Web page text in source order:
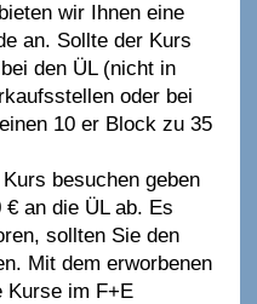
wir Ihnen eine
an. Sollte der Kurs
den ÜL (nicht in
oder bei
10 er Block zu 35
besuchen geben
an die ÜL ab. Es
sollten Sie den
Mit dem erworbenen
Kurse im F+E